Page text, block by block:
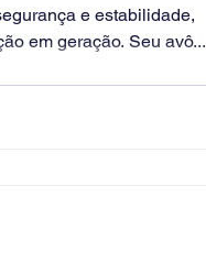
e estabilidade,
em geração. Seu avô...